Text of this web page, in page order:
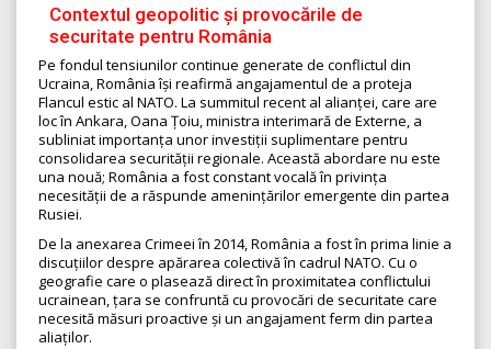
Contextul geopolitic și provocările de
securitate pentru România
Pe fondul tensiunilor continue generate de conflictul din
Ucraina, România își reafirmă angajamentul de a proteja
Flancul estic al NATO. La summitul recent al alianței, care are
loc în Ankara, Oana Țoiu, ministra interimară de Externe, a
subliniat importanța unor investiții suplimentare pentru
consolidarea securității regionale. Această abordare nu este
una nouă; România a fost constant vocală în privința
necesității de a răspunde amenințărilor emergente din partea
Rusiei.
De la anexarea Crimeei în 2014, România a fost în prima linie a
discuțiilor despre apărarea colectivă în cadrul NATO. Cu o
geografie care o plasează direct în proximitatea conflictului
ucrainean, țara se confruntă cu provocări de securitate care
necesită măsuri proactive și un angajament ferm din partea
aliaților.